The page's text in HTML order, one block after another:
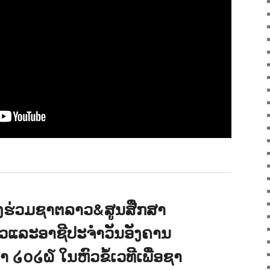
ວມຊາຕລາວ&ສູນສືກສາ
ລະອາຊີປະຈຳວັນອັງຄານ
໒໐໒໖ ໃນຫົວຂໍ້ເວທີເພື່ອຊາ